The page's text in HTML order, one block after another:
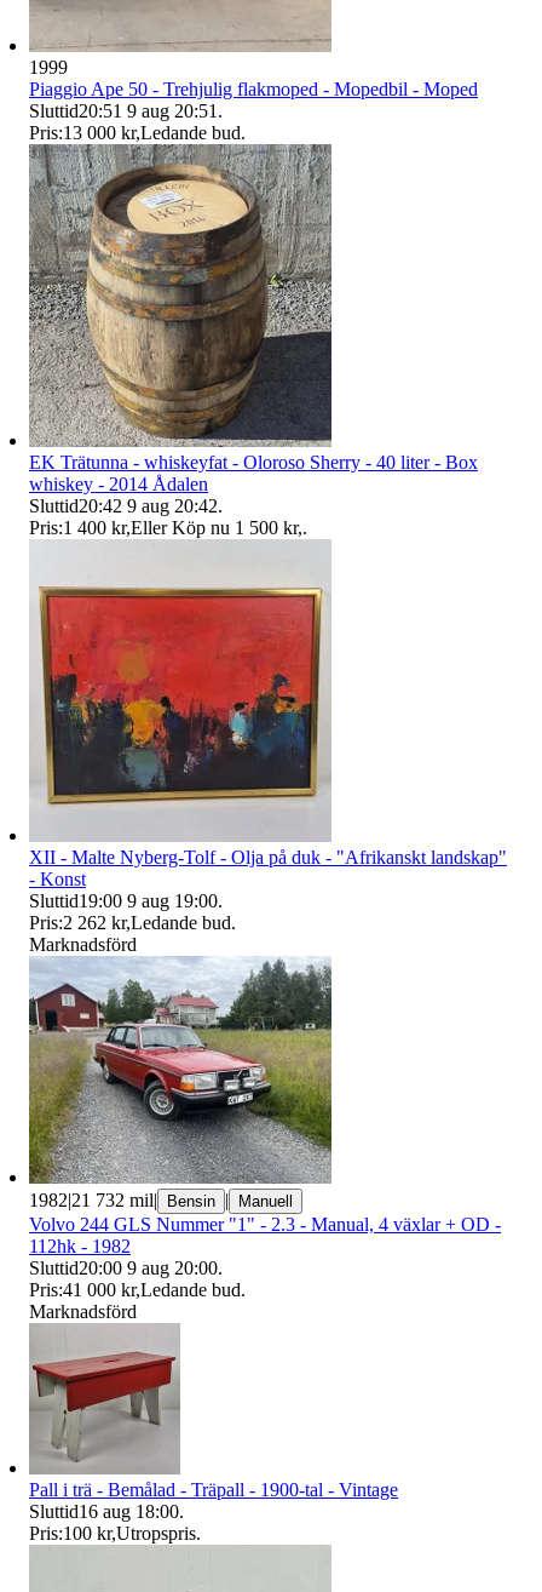
1999
Piaggio Ape 50 - Trehjulig flakmoped - Mopedbil - Moped
Sluttid20:51 9 aug 20:51 .
Pris:13 000 kr,Ledande bud.
EK Trätunna - whiskeyfat - Oloroso Sherry - 40 liter - Box
whiskey - 2014 Ådalen
Sluttid20:42 9 aug 20:42.
Pris:1 400 kr,Eller Köp nu 1 500 kr,.
XII - Malte Nyberg-Tolf - Olja på duk - "Afrikanskt landskap"
- Konst
Sluttid19:00 9 aug 19:00.
Pris:2 262 kr,Ledande bud.
Marknadsförd
1982|21 732 mil| Bensin | Manuell
Volvo 244 GLS Nummer "1" - 2.3 - Manual, 4 växlar + OD -
112hk - 1982
Sluttid20:00 9 aug 20:00.
Pris:41 000 kr,Ledande bud.
Marknadsförd
Pall i trä - Bemålad - Träpall - 1900-tal - Vintage
Sluttid16 aug 18:00.
Pris:100 kr,Utropspris.